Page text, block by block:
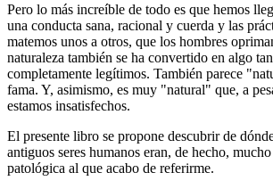
Pero lo más increíble de todo es que hemos
una conducta sana, racional y cuerda y las
matemos unos a otros, que los hombres
naturaleza también se ha convertido en algo
completamente legítimos. También parece
fama. Y, asimismo, es muy "natural" que, a
estamos insatisfechos.
El presente libro se propone descubrir de
antiguos seres humanos eran, de hecho,
patológica al que acabo de referirme.